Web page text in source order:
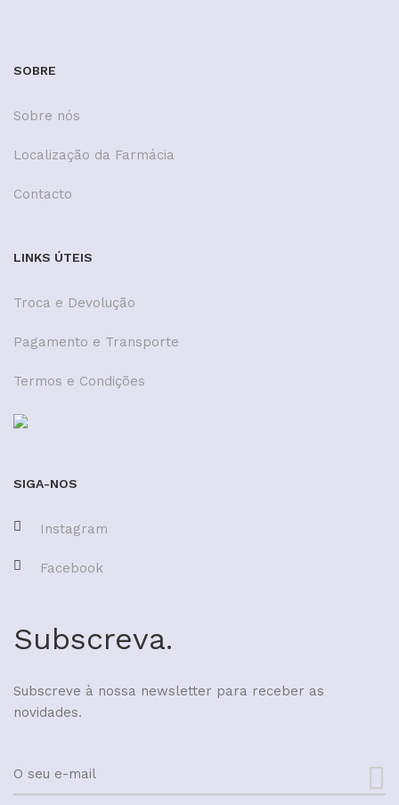
SOBRE
Sobre nós
Localização da Farmácia
Contacto
LINKS ÚTEIS
Troca e Devolução
Pagamento e Transporte
Termos e Condições
SIGA-NOS
Instagram
Facebook
Subscreva.
Subscreve à nossa newsletter para receber as
novidades.